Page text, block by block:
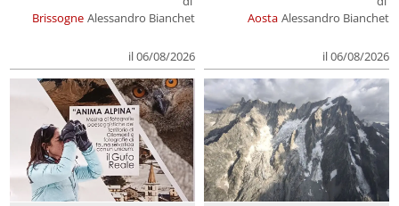
Brissogne Alessandro Bianchet
il 06/08/2026
Aosta Alessandro Bianchet
il 06/08/2026